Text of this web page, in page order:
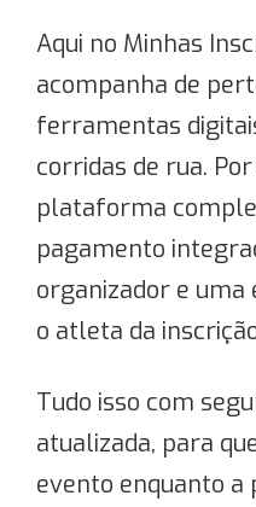
Aqui no Minhas
acompanha de
ferramentas
corridas de rua.
plataforma
pagamento
organizador e uma
o atleta da
Tudo isso com
atualizada, para
evento enquanto